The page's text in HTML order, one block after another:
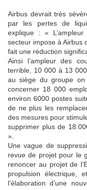
Airbus devrait très
par les pertes de
explique : «
secteur impose à Airbus
fait une réduction
Ainsi l’ampleur des
terrible, 10 000 à 13
au siège du groupe on
concerner 18 000
environ 6000 postes
de ne plus les
des mesures pour
supprimer plus de
».
Une vague de
revue de projet pour le
renoncer au projet de
propulsion électrique,
l’élaboration d’une